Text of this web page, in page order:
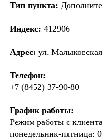
Тип пункта:
Индекс: 412906
Адрес: ул.
Телефон:
+7 (8452) 37-90-80
График работы:
Режим работы с
понедельник-пятница: